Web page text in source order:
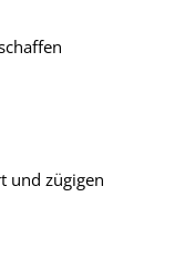
und zügigen